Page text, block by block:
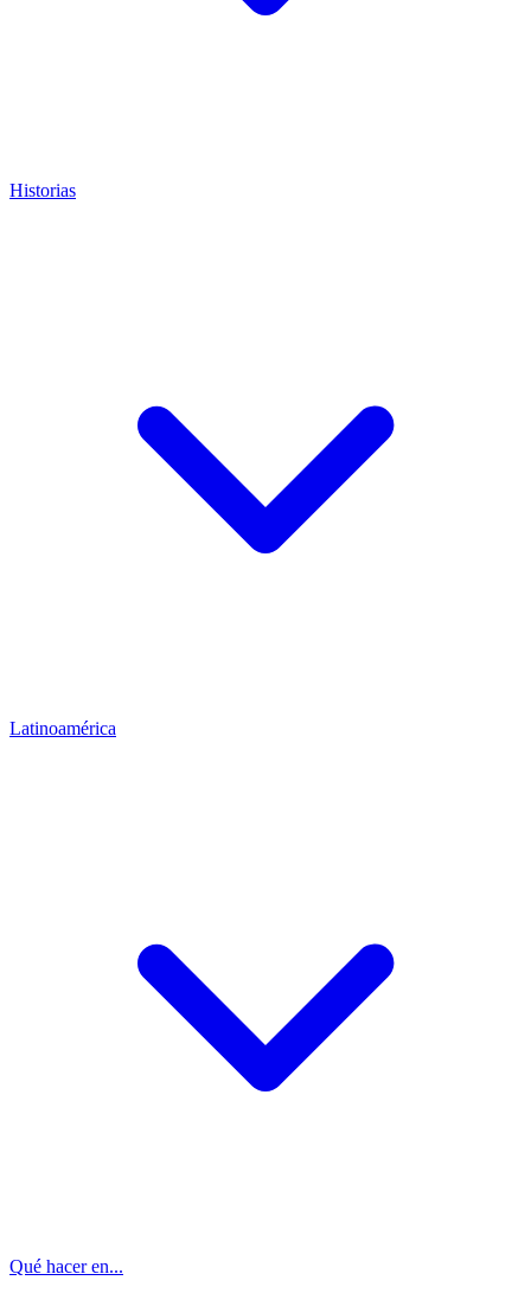
Historias
Latinoamérica
Qué hacer en...